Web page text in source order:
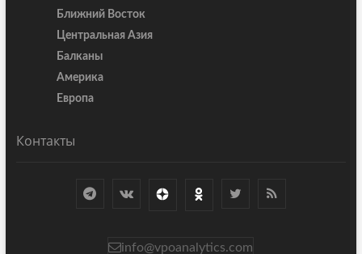
Ближний Восток
Центральная Азия
Балканы
Америка
Европа
Контакты
info@vpoanalytics.com